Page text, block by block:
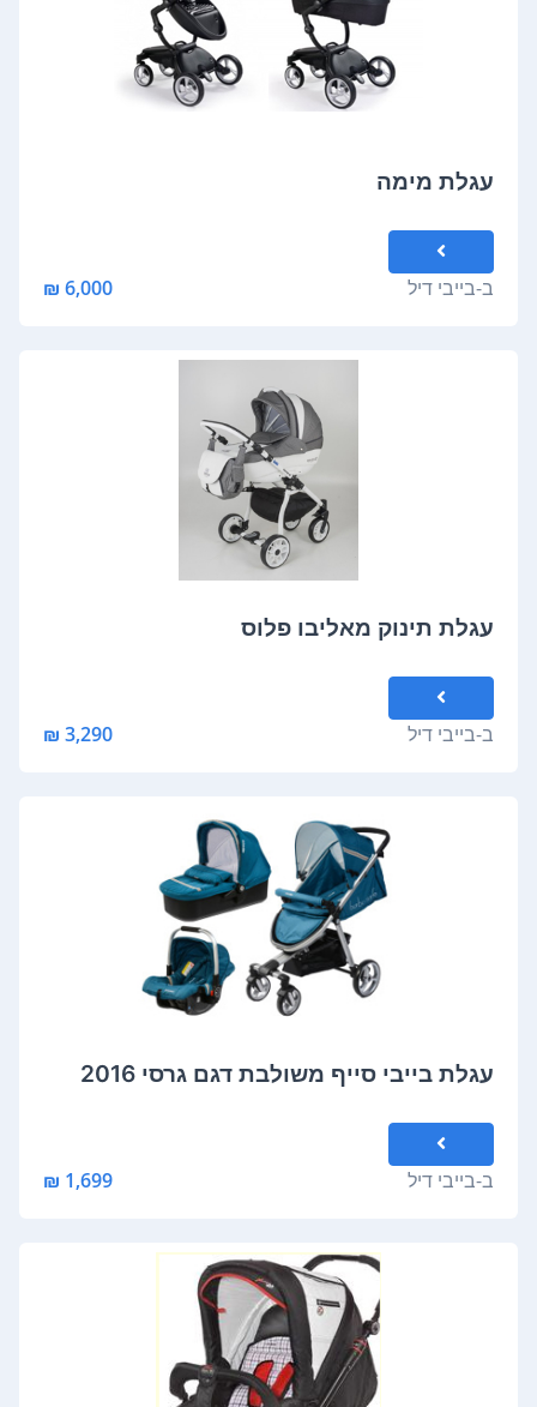
עגלת מימה
ב-בייבי דיל 6,000 ₪
עגלת תינוק מאליבו פלוס
ב-בייבי דיל 3,290 ₪
עגלת בייבי סייף משולבת דגם גרסי 2016
ב-בייבי דיל 1,699 ₪